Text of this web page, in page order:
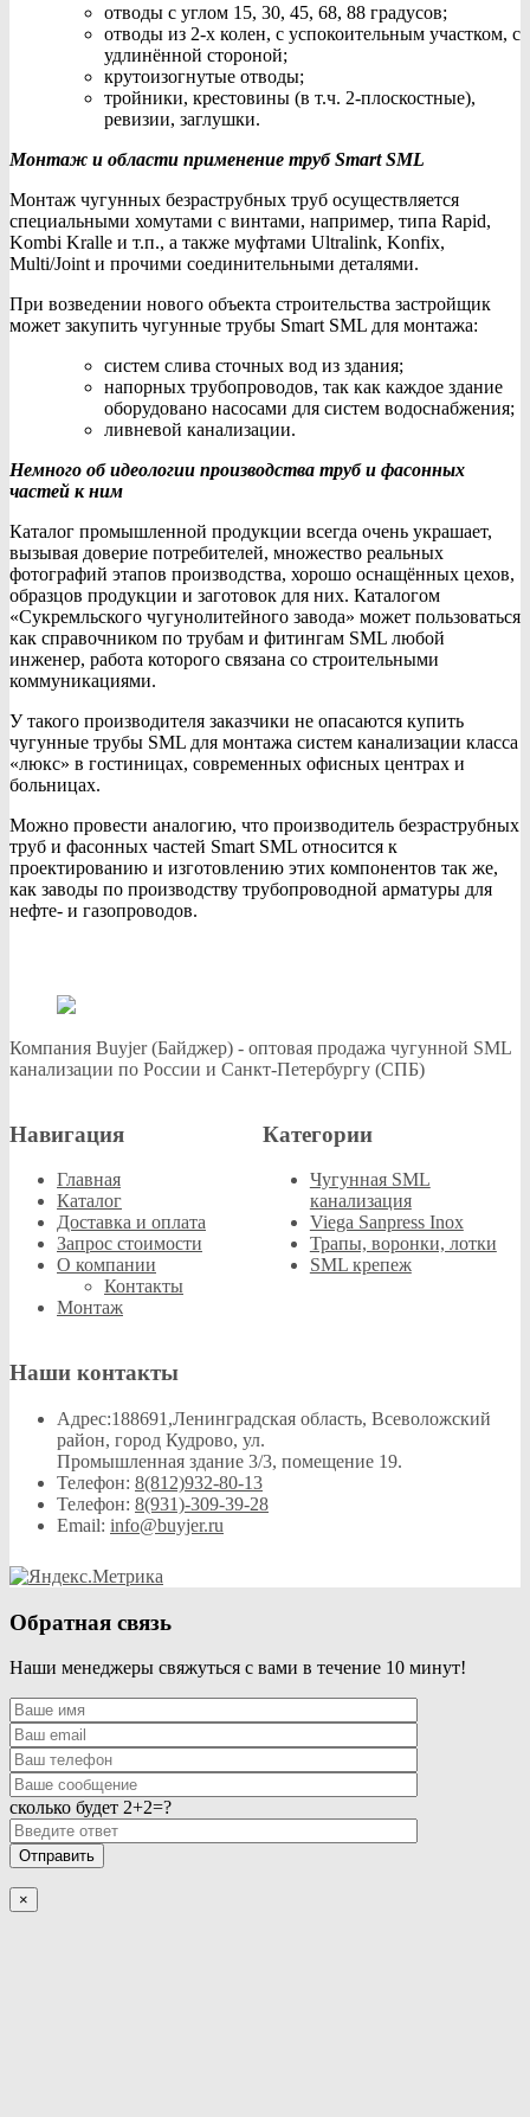
отводы с углом 15, 30, 45, 68, 88 градусов;
отводы из 2-х колен, с успокоительным участком, с
удлинённой стороной;
крутоизогнутые отводы;
тройники, крестовины (в т.ч. 2-плоскостные),
ревизии, заглушки.
Монтаж и области применение труб Smart SML
Монтаж чугунных безраструбных труб осуществляется
специальными хомутами с винтами, например, типа Rapid,
Kombi Kralle и т.п., а также муфтами Ultralink, Konfix,
Multi/Joint и прочими соединительными деталями.
При возведении нового объекта строительства застройщик
может закупить чугунные трубы Smart SML для монтажа:
систем слива сточных вод из здания;
напорных трубопроводов, так как каждое здание
оборудовано насосами для систем водоснабжения;
ливневой канализации.
Немного об идеологии производства труб и фасонных
частей к ним
Каталог промышленной продукции всегда очень украшает,
вызывая доверие потребителей, множество реальных
фотографий этапов производства, хорошо оснащённых цехов,
образцов продукции и заготовок для них. Каталогом
«Сукремльского чугунолитейного завода» может пользоваться
как справочником по трубам и фитингам SML любой
инженер, работа которого связана со строительными
коммуникациями.
У такого производителя заказчики не опасаются купить
чугунные трубы SML для монтажа систем канализации класса
«люкс» в гостиницах, современных офисных центрах и
больницах.
Можно провести аналогию, что производитель безраструбных
труб и фасонных частей Smart SML относится к
проектированию и изготовлению этих компонентов так же,
как заводы по производству трубопроводной арматуры для
нефте- и газопроводов.
Компания Buyjer (Байджер) - оптовая продажа чугунной SML
канализации по России и Санкт-Петербургу (СПБ)
Навигация
Главная
Каталог
Доставка и оплата
Запрос стоимости
О компании
Контакты
Монтаж
Категории
Чугунная SML
канализация
Viega Sanpress Inox
Трапы, воронки, лотки
SML крепеж
Наши контакты
Адрес:188691,Ленинградская область, Всеволожский
район, город Кудрово, ул.
Промышленная здание 3/3, помещение 19.
Телефон: 8(812)932-80-13
Телефон: 8(931)-309-39-28
Email: info@buyjer.ru
Обратная связь
Наши менеджеры свяжуться с вами в течение 10 минут!
сколько будет 2+2=?
×